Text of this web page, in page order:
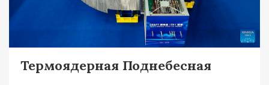
Термоядерная Поднебесная